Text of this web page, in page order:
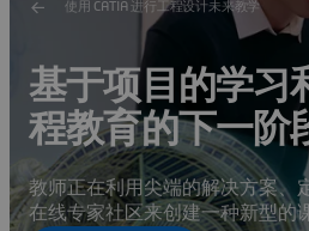
使用 CATIA 进行工程设计未来教学
基于项目的学习
程教育的下一阶
教师正在利用尖端的解决方案、
在线专家社区来创建一种新型的